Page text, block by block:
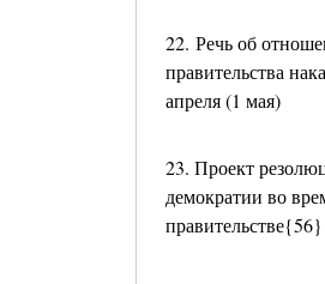
22. Речь об
правительства
апреля (1 мая)
23. Проект
демократии во
правительстве{56}